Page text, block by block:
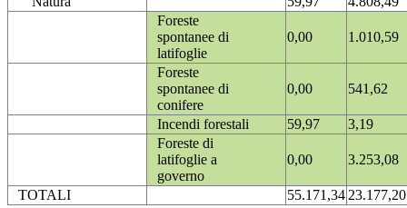
Foreste
spontanee di
latifoglie
0,00 1.010,59
Foreste
spontanee di
conifere
0,00 541,62
Incendi forestali 59,97
3,19
Foreste di
latifoglie a
governo
0,00 3.253,08
TOTALI 55.171,3423.177,20